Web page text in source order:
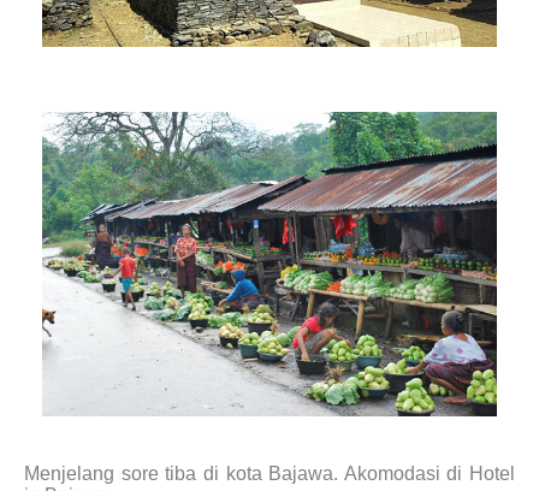
Menjelang sore tiba di kota Bajawa. Akomodasi di Hotel